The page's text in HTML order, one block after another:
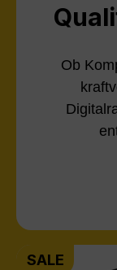
Ob
SALE